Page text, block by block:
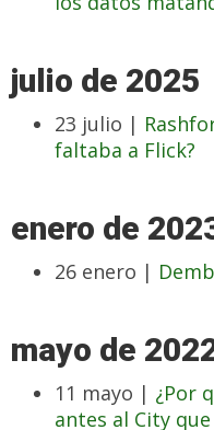
julio de 2025
23 julio |
faltaba a Flick?
enero de
26 enero |
mayo de
11 mayo | ¿Por
antes al City